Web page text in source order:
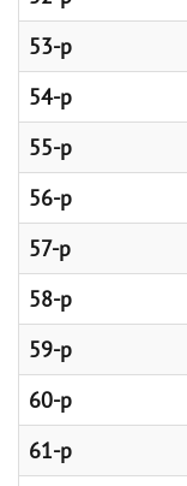
53-р
54-р
55-р
56-р
57-р
58-р
59-р
60-p
61-р